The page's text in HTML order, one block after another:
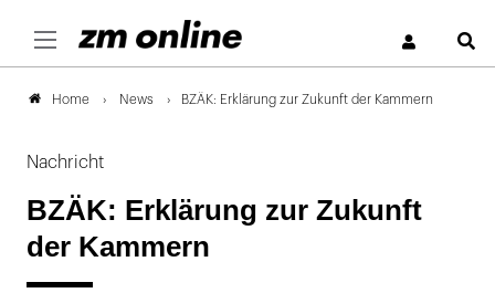
Home News BZÄK: Erklärung zur Zukunft der Kammern
Nachricht
BZÄK: Erklärung zur Zukunft
der Kammern